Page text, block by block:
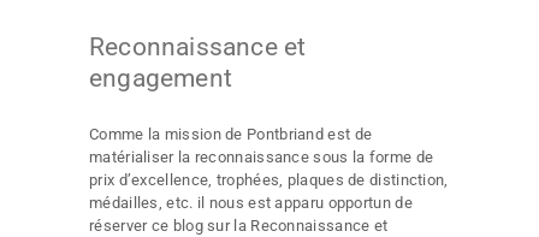
Reconnaissance et
engagement
Comme la mission de Pontbriand est de
matérialiser la reconnaissance sous la forme de
prix d’excellence, trophées, plaques de distinction,
médailles, etc. il nous est apparu opportun de
réserver ce blog sur la Reconnaissance et